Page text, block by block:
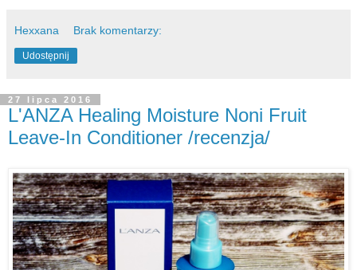
Hexxana Brak komentarzy:
Udostępnij
27 lipca 2016
L'ANZA Healing Moisture Noni Fruit
Leave-In Conditioner /recenzja/